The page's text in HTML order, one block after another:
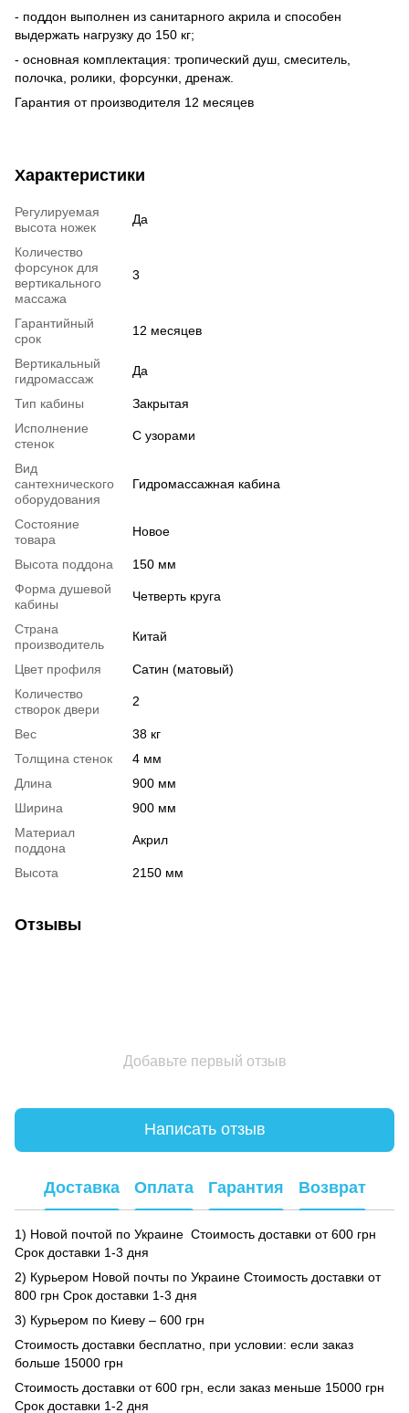
- поддон выполнен из санитарного акрила и способен
выдержать нагрузку до 150 кг;
- основная комплектация: тропический душ, смеситель,
полочка, ролики, форсунки, дренаж.
Гарантия от производителя 12 месяцев
Характеристики
Регулируемая
высота ножек
Да
Количество
форсунок для
вертикального
массажа
3
Гарантийный
срок
12 месяцев
Вертикальный
гидромассаж
Да
Тип кабины
Закрытая
Исполнение
стенок
С узорами
Вид
сантехнического
оборудования
Гидромассажная кабина
Состояние
товара
Новое
Высота поддона
150 мм
Форма душевой
кабины
Четверть круга
Страна
производитель
Китай
Цвет профиля
Сатин (матовый)
Количество
створок двери
2
Вес
38 кг
Толщина стенок
4 мм
Длина
900 мм
Ширина
900 мм
Материал
поддона
Акрил
Высота 2150 мм
Отзывы
Добавьте первый отзыв
Написать отзыв
Доставка Оплата Гарантия Возврат
1) Новой почтой по Украине Стоимость доставки от 600 грн
Срок доставки 1-3 дня
2) Курьером Новой почты по Украине Стоимость доставки от
800 грн Срок доставки 1-3 дня
3) Курьером по Киеву – 600 грн
Стоимость доставки бесплатно, при условии: если заказ
больше 15000 грн
Стоимость доставки от 600 грн, если заказ меньше 15000 грн
Срок доставки 1-2 дня